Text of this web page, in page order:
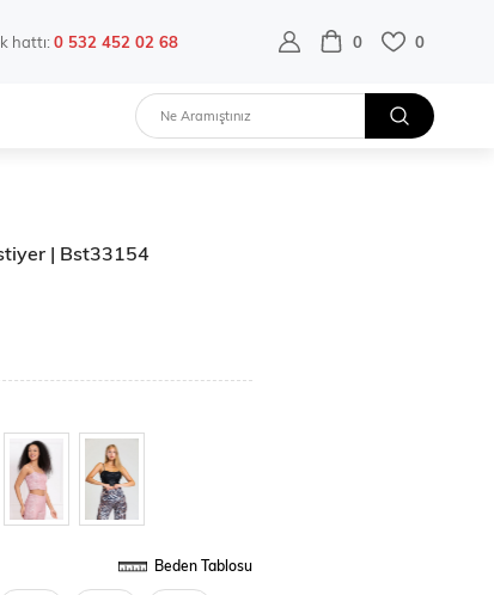
hattı:0 532 452 02 68 0 0
| Bst33154
Beden Tablosu